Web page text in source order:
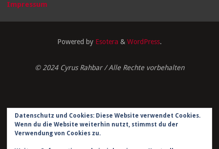
Impressum
Powered by Esotera & WordPress.
© 2024 Cyrus Rahbar / Alle Rechte vorbehalten
Impressum
Datenschutz und Cookies: Diese Website verwendet Cookies.
Wenn du die Website weiterhin nutzt, stimmst du der
Verwendung von Cookies zu.